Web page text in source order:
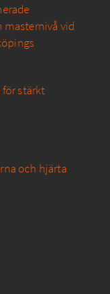
masternivå vid
för stärkt
och hjärta